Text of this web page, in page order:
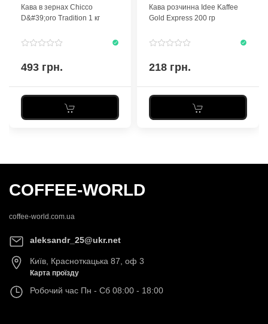
Кава в зернах Chicco
D&#39;oro Tradition 1 кг
493 грн.
Кава розчинна Idee Kaffee
Gold Express 200 гр
218 грн.
COFFEE-WORLD
coffee-world.com.ua
aleksandr_25@ukr.net
Київ, Красноткацька 87, оф 3
Карта проїзду
Робочий час Пн - Сб 08:00 - 18:00